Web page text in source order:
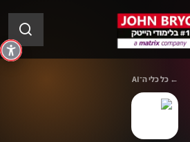
← כל כלי ה־AI